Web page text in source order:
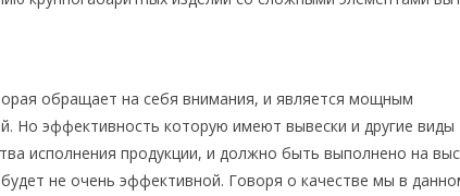
обращает на себя внимания, и является мощным
Но эффективность которую имеют вывески и другие виды
исполнения продукции, и должно быть выполнено на
не очень эффективной. Говоря о качестве мы в